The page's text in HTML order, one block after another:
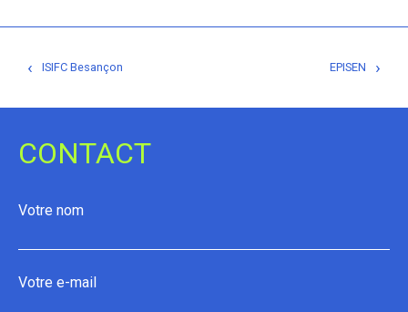
l’article
‹ ISIFC Besançon ›
EPISEN
CONTACT
Votre nom
Votre e-mail